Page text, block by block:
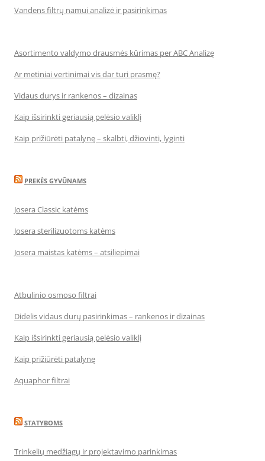
Vandens filtrų namui analizė ir pasirinkimas
Asortimento valdymo drausmės kūrimas per ABC Analizę
Ar metiniai vertinimai vis dar turi prasmę?
Vidaus durys ir rankenos – dizainas
Kaip išsirinkti geriausią pelėsio valiklį
Kaip prižiūrėti patalynę – skalbti, džiovinti, lyginti
PREKĖS GYVŪNAMS
Josera Classic katėms
Josera sterilizuotoms katėms
Josera maistas katėms – atsiliepimai
Atbulinio osmoso filtrai
Didelis vidaus durų pasirinkimas – rankenos ir dizainas
Kaip išsirinkti geriausią pelėsio valiklį
Kaip prižiūrėti patalynę
Aquaphor filtrai
STATYBOMS
Trinkelių medžiagų ir projektavimo parinkimas